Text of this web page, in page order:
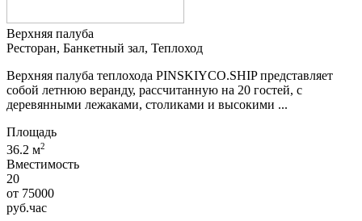
Верхняя палуба
Ресторан, Банкетный зал, Теплоход
Верхняя палуба теплохода PINSKIYCO.SHIP представляет
собой летнюю веранду, рассчитанную на 20 гостей, с
деревянными лежаками, столиками и высокими ...
Площадь
36.2 м2
Вместимость
20
от 75000
руб.час